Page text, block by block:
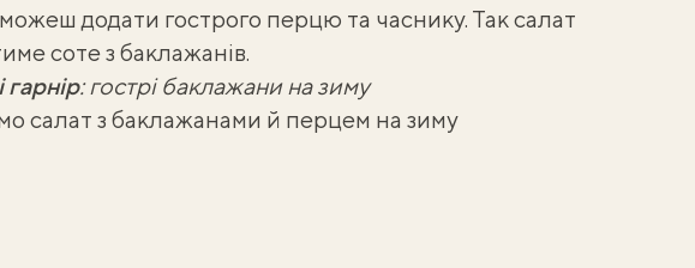
додати гострого перцю та часнику. Так салат
соте з баклажанів.
гарнір:гострі баклажани на зиму
салат з баклажанами й перцем на зиму